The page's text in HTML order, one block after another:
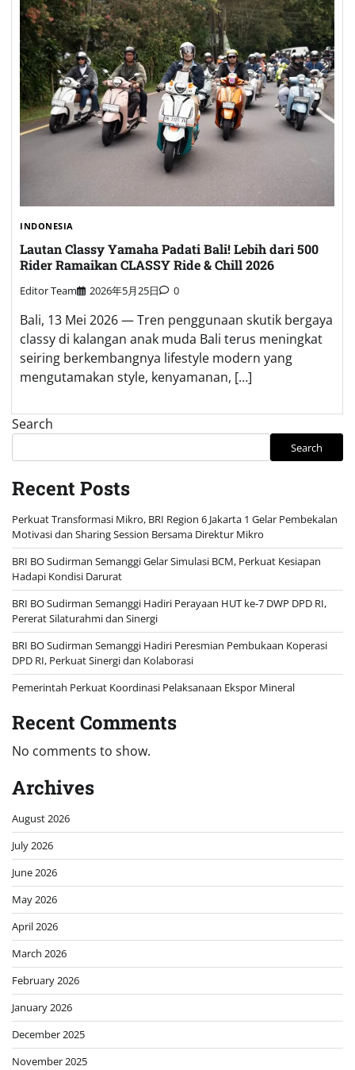
INDONESIA
Lautan Classy Yamaha Padati Bali! Lebih dari 500
Rider Ramaikan CLASSY Ride & Chill 2026
Editor Team 2026年5月25日 0
Bali, 13 Mei 2026 — Tren penggunaan skutik bergaya
classy di kalangan anak muda Bali terus meningkat
seiring berkembangnya lifestyle modern yang
mengutamakan style, kenyamanan, […]
Search
Search
Recent Posts
Perkuat Transformasi Mikro, BRI Region 6 Jakarta 1 Gelar Pembekalan
Motivasi dan Sharing Session Bersama Direktur Mikro
BRI BO Sudirman Semanggi Gelar Simulasi BCM, Perkuat Kesiapan
Hadapi Kondisi Darurat
BRI BO Sudirman Semanggi Hadiri Perayaan HUT ke-7 DWP DPD RI,
Pererat Silaturahmi dan Sinergi
BRI BO Sudirman Semanggi Hadiri Peresmian Pembukaan Koperasi
DPD RI, Perkuat Sinergi dan Kolaborasi
Pemerintah Perkuat Koordinasi Pelaksanaan Ekspor Mineral
Recent Comments
No comments to show.
Archives
August 2026
July 2026
June 2026
May 2026
April 2026
March 2026
February 2026
January 2026
December 2025
November 2025